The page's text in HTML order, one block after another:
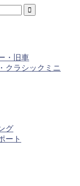
・旧車
クラシックミニ
グ
ート